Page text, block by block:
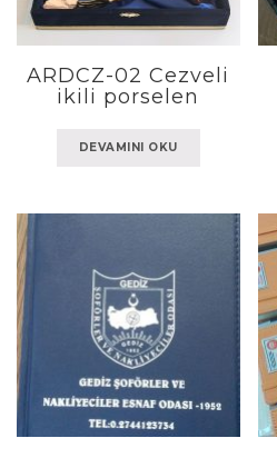
ARDCZ-02 Cezveli
ikili porselen
DEVAMINI OKU